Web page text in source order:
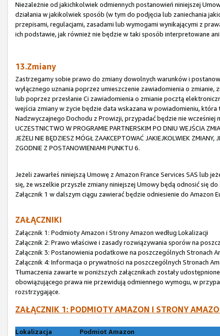
Niezależnie od jakichkolwiek odmiennych postanowień niniejszej
działania w jakikolwiek sposób (w tym do podjęcia lub zaniechania
przepisami, regulacjami, zasadami lub wymogami wynikającymi z
ich podstawie, jak również nie będzie w taki sposób interpretowane
13.Zmiany
Zastrzegamy sobie prawo do zmiany dowolnych warunków i
wyłącznego uznania poprzez umieszczenie zawiadomienia o
lub poprzez przesłanie Ci zawiadomienia o zmianie pocztą
wejścia zmiany w życie będzie data wskazana w powiadomieniu,
Nadzwyczajnego Dochodu z Prowizji, przypadać będzie nie
UCZESTNICTWO W PROGRAMIE PARTNERSKIM PO DNIU WEJŚCIA
JEŻELI NIE BĘDZIESZ MÓGŁ ZAAKCEPTOWAĆ JAKIEJKOLWIEK
ZGODNIE Z POSTANOWIENIAMI PUNKTU 6.
Jeżeli zawarłeś niniejszą Umowę z Amazon France Services SAS lub
się, że wszelkie przyszłe zmiany niniejszej Umowy będą odnosić się
Załącznik 1 w dalszym ciągu zawierać będzie odniesienie do Amazon
ZAŁĄCZNIKI
Załącznik 1: Podmioty Amazon i Strony Amazon według Lokalizacji
Załącznik 2: Prawo właściwe i zasady rozwiązywania sporów na
Załącznik 3: Postanowienia podatkowe na poszczególnych Stronach
Załącznik 4: Informacja o prywatności na poszczególnych Stronach
Tłumaczenia zawarte w poniższych załącznikach zostały
obowiązującego prawa nie przewidują odmiennego wymogu, w
rozstrzygające.
ZAŁĄCZNIK 1: PODMIOTY AMAZON I STRONY
Lokalizacja
Podmiot Amazon